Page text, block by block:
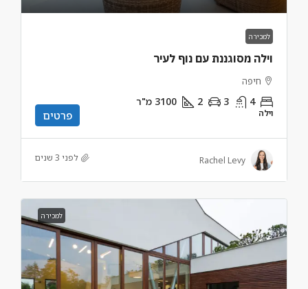
למכירה
וילה מסוגננת עם נוף לעיר
חיפה
4
3
2
3100 מ"ר
וילה פרטים
Rachel Levy לפני 3 שנים
למכירה